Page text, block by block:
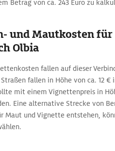
Betrag von ca. 243 Euro zu
und Mautkosten für
Olbia
fallen auf dieser
fallen in Höhe von ca. 12 €
mit einem Vignettenpreis in
Eine alternative Strecke von
Maut und Vignette entstehen,